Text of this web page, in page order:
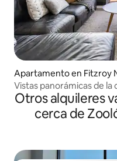
Apartamento en Fitzroy
Vistas panorámicas de
Otros alquileres
cerca de